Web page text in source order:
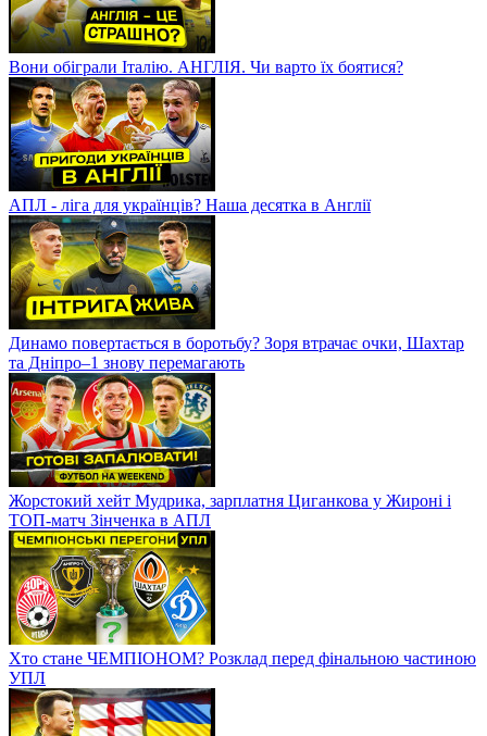
Вони обіграли Італію. АНГЛІЯ. Чи варто їх боятися?
АПЛ - ліга для українців? Наша десятка в Англії
Динамо повертається в боротьбу? Зоря втрачає очки, Шахтар
та Дніпро–1 знову перемагають
Жорстокий хейт Мудрика, зарплатня Циганкова у Жироні і
ТОП-матч Зінченка в АПЛ
Хто стане ЧЕМПІОНОМ? Розклад перед фінальною частиною
УПЛ